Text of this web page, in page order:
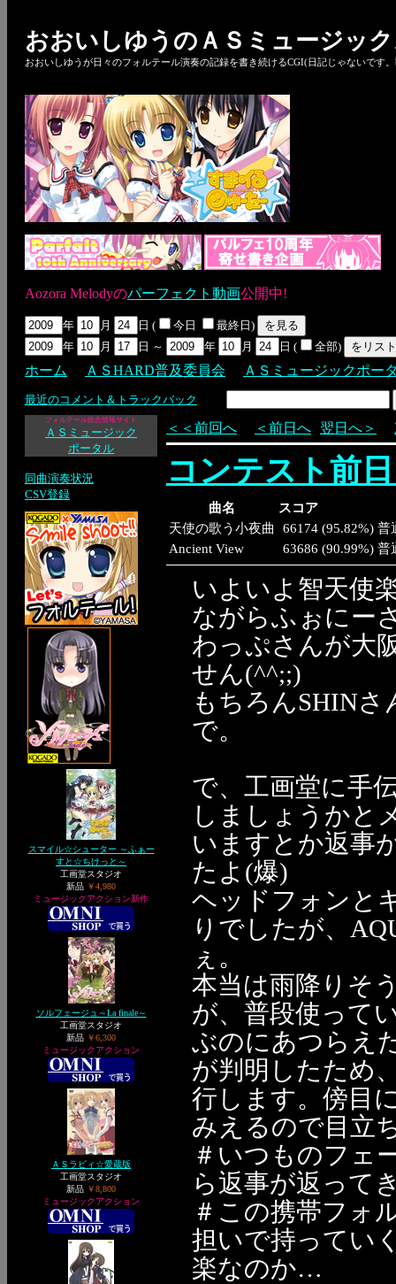
おおいしゆうのＡＳミュージッ
おおいしゆうが日々のフォルテール演奏の記録を書き続けるCGI(日記じゃないです
Aozora Melodyのパーフェクト動画公開中!
年 月 日 ( 今日
最終日)
年
月 日 ～ 年 月 日 ( 全部)
ホーム ＡＳHARD普及委員会 ＡＳミュージックポー
最近のコメント＆トラックバック
フォルテール総合情報サイト
ＡＳミュージック
ポータル
同曲演奏状況
CSV登録
スマイル☆シューター ～ふぁー
すと☆ちけっと～
工画堂スタジオ
新品 ￥4,980
ミュージックアクション新作
ソルフェージュ～La finale～
工画堂スタジオ
新品 ￥6,300
ミュージックアクション
ＡＳラビィ☆愛蔵版
工画堂スタジオ
新品 ￥8,800
ミュージックアクション
＜＜前回へ ＜前日へ 翌日へ＞
コンテスト前
曲名
スコア
天使の歌う小夜曲
66174 (95.82%) 普
Ancient View
63686 (90.99%) 普
いよいよ智天使
ながらふぉにー
わっぷさんが大
せん(^^;;)
もちろんSHIN
で。
で、工画堂に手
しましょうかと
いますとか返事
たよ(爆)
ヘッドフォンと
りでしたが、
ぇ。
本当は雨降りそ
が、普段使って
ぶのにあつらえ
が判明したため
行します。傍目
みえるので目立
＃いつものフェ
ら返事が返って
＃この携帯フォ
担いで持ってい
楽なのか…